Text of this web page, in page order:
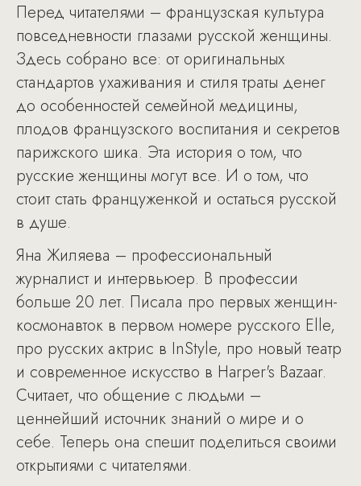
Перед читателями – французская культура
повседневности глазами русской женщины.
Здесь собрано все: от оригинальных
стандартов ухаживания и стиля траты денег
до особенностей семейной медицины,
плодов французского воспитания и секретов
парижского шика. Эта история о том, что
русские женщины могут все. И о том, что
стоит стать француженкой и остаться русской
в душе.
Яна Жиляева – профессиональный
журналист и интервьюер. В профессии
больше 20 лет. Писала про первых женщин-
космонавток в первом номере русского Elle,
про русских актрис в InStyle, про новый театр
и современное искусство в Harper's Bazaar.
Считает, что общение с людьми –
ценнейший источник знаний о мире и о
себе. Теперь она спешит поделиться своими
открытиями с читателями.